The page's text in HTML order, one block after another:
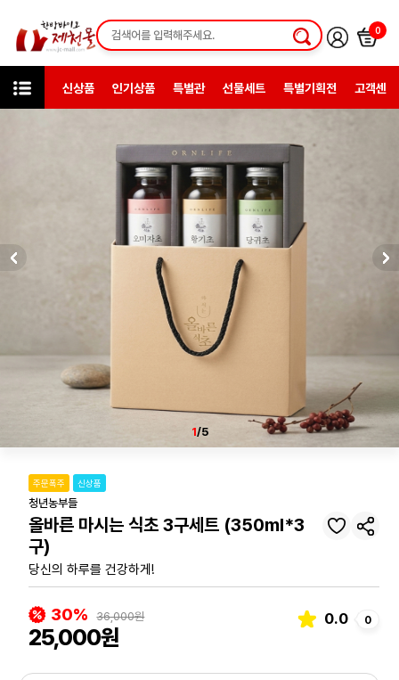
0
신상품 인기상품 특별관 선물세트 특별기획전 고객센터
1/5
주문폭주 신상품
청년농부들
올바른 마시는 식초 3구세트 (350ml*3
구)
당신의 하루를 건강하게!
30% 36,000원
25,000원
0.0 0